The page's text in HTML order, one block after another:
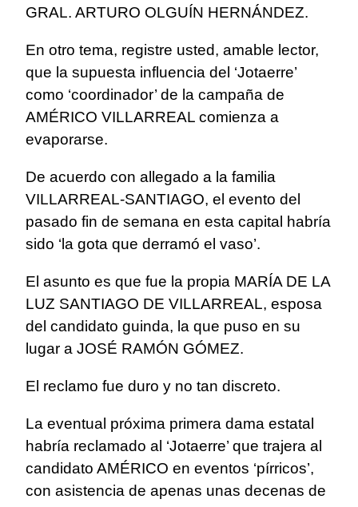
GRAL. ARTURO OLGUÍN HERNÁNDEZ.
En otro tema, registre usted, amable lector,
que la supuesta influencia del ‘Jotaerre’
como ‘coordinador’ de la campaña de
AMÉRICO VILLARREAL comienza a
evaporarse.
De acuerdo con allegado a la familia
VILLARREAL-SANTIAGO, el evento del
pasado fin de semana en esta capital habría
sido ‘la gota que derramó el vaso’.
El asunto es que fue la propia MARÍA DE LA
LUZ SANTIAGO DE VILLARREAL, esposa
del candidato guinda, la que puso en su
lugar a JOSÉ RAMÓN GÓMEZ.
El reclamo fue duro y no tan discreto.
La eventual próxima primera dama estatal
habría reclamado al ‘Jotaerre’ que trajera al
candidato AMÉRICO en eventos ‘pírricos’,
con asistencia de apenas unas decenas de